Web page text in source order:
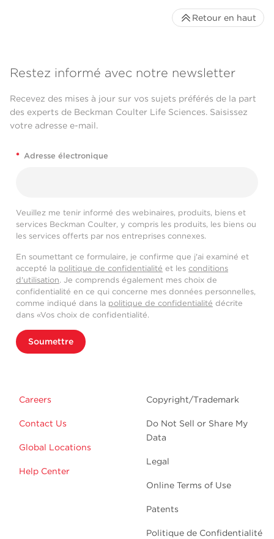
Restez informé avec notre newsletter
Recevez des mises à jour sur vos sujets préférés de la part
des experts de Beckman Coulter Life Sciences. Saisissez
votre adresse e-mail.
* Adresse électronique
Veuillez me tenir informé des webinaires, produits, biens et
services Beckman Coulter, y compris les produits, les biens ou
les services offerts par nos entreprises connexes.
En soumettant ce formulaire, je confirme que j'ai examiné et
accepté la politique de confidentialité et les conditions
d'utilisation. Je comprends également mes choix de
confidentialité en ce qui concerne mes données personnelles,
comme indiqué dans la politique de confidentialité décrite
dans «Vos choix de confidentialité.
Soumettre
Careers
Contact Us
Global Locations
Help Center
Copyright/Trademark
Do Not Sell or Share My
Data
Legal
Online Terms of Use
Patents
Politique de Confidentialité
Retour en haut